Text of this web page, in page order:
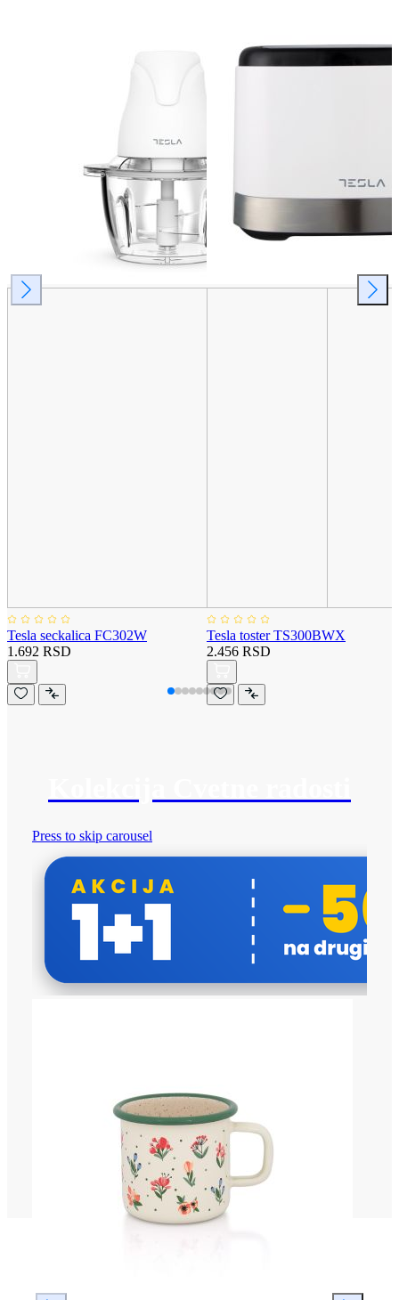
Tesla seckalica FC302W
1.692 RSD
Tesla toster TS300BWX
2.456 RSD
Press to skip carousel